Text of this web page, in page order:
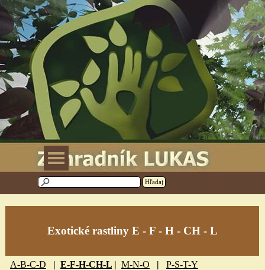
Prejsť na obsah
Hľadaj
Preskočiť menu
Exotické rastliny E - F - H - CH - L
A-B-C-D | E-F-H-CH-L | M-N-O | P-S-T-Y